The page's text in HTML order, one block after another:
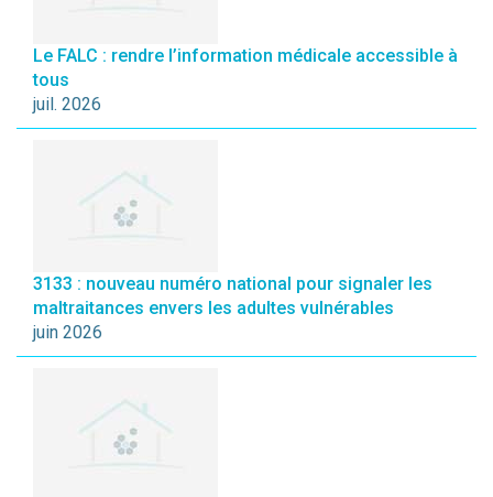
Le FALC : rendre l’information médicale accessible à
tous
juil. 2026
3133 : nouveau numéro national pour signaler les
maltraitances envers les adultes vulnérables
juin 2026